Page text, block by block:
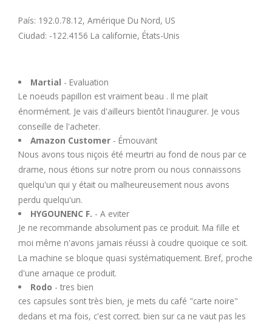
País: 192.0.78.12, Amérique Du Nord, US
Ciudad: -122.4156 La californie, États-Unis
Martial - Evaluation
Le noeuds papillon est vraiment beau . Il me plait
énormément. Je vais d'ailleurs bientôt l'inaugurer. Je vous
conseille de l'acheter.
Amazon Customer- Émouvant
Nous avons tous niçois été meurtri au fond de nous par ce
drame, nous étions sur notre prom ou nous connaissons
quelqu'un qui y était ou malheureusement nous avons
perdu quelqu'un.
HYGOUNENC F. - A eviter
Je ne recommande absolument pas ce produit. Ma fille et
moi même n'avons jamais réussi à coudre quoique ce soit.
La machine se bloque quasi systématiquement. Bref, proche
d'une arnaque ce produit.
Rodo - tres bien
ces capsules sont très bien, je mets du café "carte noire"
dedans et ma fois, c'est correct. bien sur ca ne vaut pas les